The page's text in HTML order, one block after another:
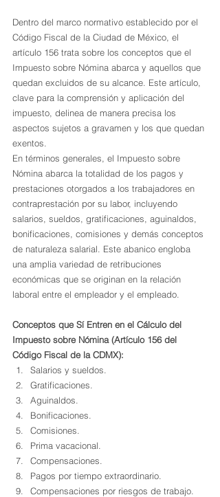
Dentro del marco normativo establecido por el
Código Fiscal de la Ciudad de México, el
artículo 156 trata sobre los conceptos que el
Impuesto sobre Nómina abarca y aquellos que
quedan excluidos de su alcance. Este artículo,
clave para la comprensión y aplicación del
impuesto, delinea de manera precisa los
aspectos sujetos a gravamen y los que quedan
exentos.
En términos generales, el Impuesto sobre
Nómina abarca la totalidad de los pagos y
prestaciones otorgados a los trabajadores en
contraprestación por su labor, incluyendo
salarios, sueldos, gratificaciones, aguinaldos,
bonificaciones, comisiones y demás conceptos
de naturaleza salarial. Este abanico engloba
una amplia variedad de retribuciones
económicas que se originan en la relación
laboral entre el empleador y el empleado.
Conceptos que Sí Entren en el Cálculo del
Impuesto sobre Nómina (Artículo 156 del
Código Fiscal de la CDMX):
Salarios y sueldos.
Gratificaciones.
Aguinaldos.
Bonificaciones.
Comisiones.
Prima vacacional.
Compensaciones.
Pagos por tiempo extraordinario.
Compensaciones por riesgos de trabajo.